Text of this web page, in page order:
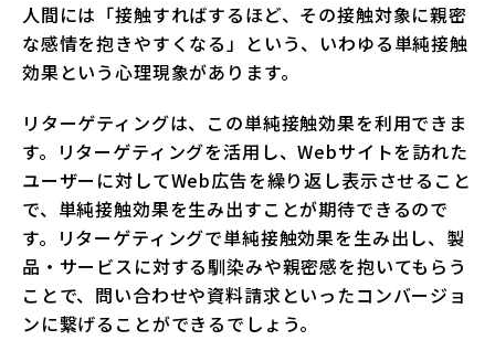
人間には「接触すればするほど、その接触対象に親密
な感情を抱きやすくなる」という、いわゆる単純接触
効果という心理現象があります。
リターゲティングは、この単純接触効果を利用できま
す。リターゲティングを活用し、Webサイトを訪れた
ユーザーに対してWeb広告を繰り返し表示させること
で、単純接触効果を生み出すことが期待できるので
す。リターゲティングで単純接触効果を生み出し、製
品・サービスに対する馴染みや親密感を抱いてもらう
ことで、問い合わせや資料請求といったコンバージョ
ンに繋げることができるでしょう。